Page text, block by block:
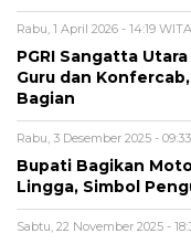
Rabu, 1 April 2026 - 14:19 WITA
PGRI Sangatta
Guru dan
Bagian
Rabu, 3 Desember 2025 -
Bupati Bagikan
Lingga, Simbol
Sabtu, 22 November 2025 -